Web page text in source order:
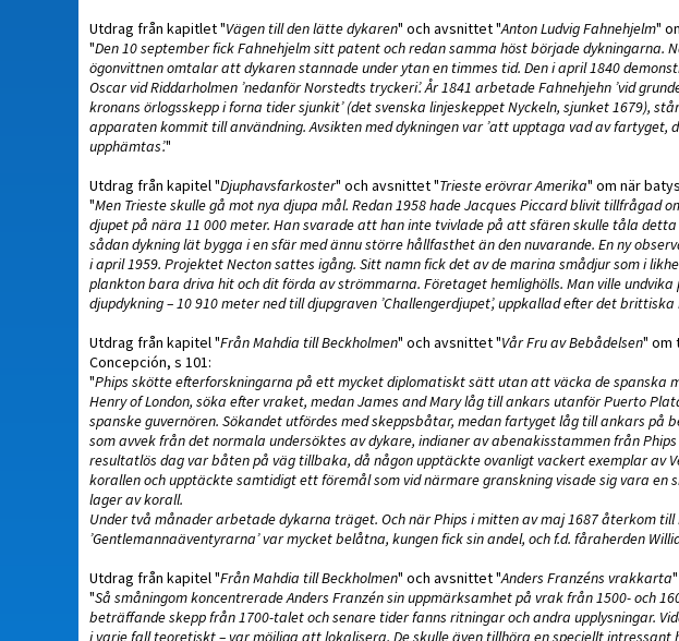
Utdrag från kapitlet "Vägen till den lätte dykaren" och avsnittet "Anton Ludvig Fahnehjelm"
"Den 10 september fick Fahnehjelm sitt patent och redan samma höst började dykningarna.
ögonvittnen omtalar att dykaren stannade under ytan en timmes tid. Den i april 1840
Oscar vid Riddarholmen ’nedanför Norstedts tryckeri’. År 1841 arbetade Fahnehjehn ’vid
kronans örlogsskepp i forna tider sjunkit’ (det svenska linjeskeppet Nyckeln, sjunket 1679),
apparaten kommit till användning. Avsikten med dykningen var ’att upptaga vad av
upphämtas’."
Utdrag från kapitel "Djuphavsfarkoster" och avsnittet "Trieste erövrar Amerika" om när
"Men Trieste skulle gå mot nya djupa mål. Redan 1958 hade Jacques Piccard blivit
djupet på nära 11 000 meter. Han svarade att han inte tvivlade på att sfären skulle tåla
sådan dykning lät bygga i en sfär med ännu större hållfasthet än den nuvarande. En ny
i april 1959. Projektet Necton sattes igång. Sitt namn fick det av de marina smådjur som i
plankton bara driva hit och dit förda av strömmarna. Företaget hemlighölls. Man ville
djupdykning – 10 910 meter ned till djupgraven ’Challengerdjupet’, uppkallad efter det
Utdrag från kapitel "Från Mahdia till Beckholmen" och avsnittet "Vår Fru av Bebådelsen" om
Concepción, s 101:
"Phips skötte efterforskningarna på ett mycket diplomatiskt sätt utan att väcka de spanska
Henry of London, söka efter vraket, medan James and Mary låg till ankars utanför Puerto
spanske guvernören. Sökandet utfördes med skeppsbåtar, medan fartyget låg till ankars
som avvek från det normala undersöktes av dykare, indianer av abenakisstammen från
resultatlös dag var båten på väg tillbaka, då någon upptäckte ovanligt vackert exemplar av
korallen och upptäckte samtidigt ett föremål som vid närmare granskning visade sig vara
lager av korall.
Under två månader arbetade dykarna träget. Och när Phips i mitten av maj 1687 återkom till
’Gentlemannaäventyrarna’ var mycket belåtna, kungen fick sin andel, och f.d. fåraherden
Utdrag från kapitel "Från Mahdia till Beckholmen" och avsnittet "Anders Franzéns vrakkarta
"Så småningom koncentrerade Anders Franzén sin uppmärksamhet på vrak från 1500- och
beträffande skepp från 1700-talet och senare tider fanns ritningar och andra upplysningar.
i varje fall teoretiskt – var möjliga att lokalisera. De skulle även tillhöra en speciellt intressant